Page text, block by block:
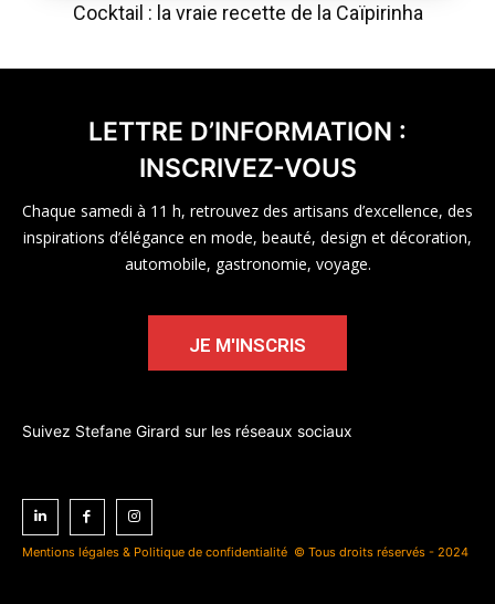
Cocktail : la vraie recette de la Caïpirinha
LETTRE D’INFORMATION :
INSCRIVEZ-VOUS
Chaque samedi à 11 h, retrouvez des artisans d’excellence, des
inspirations d’élégance en mode, beauté, design et décoration,
automobile, gastronomie, voyage.
JE M'INSCRIS
Suivez Stefane Girard sur les réseaux sociaux
Mentions légales & Politique de confidentialité © Tous droits réservés - 2024